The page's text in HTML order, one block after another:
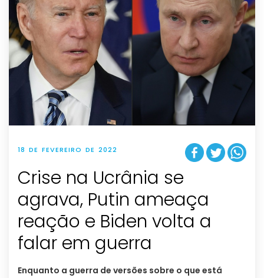
18 DE FEVEREIRO DE 2022
Crise na Ucrânia se
agrava, Putin ameaça
reação e Biden volta a
falar em guerra
Enquanto a guerra de versões sobre o que está